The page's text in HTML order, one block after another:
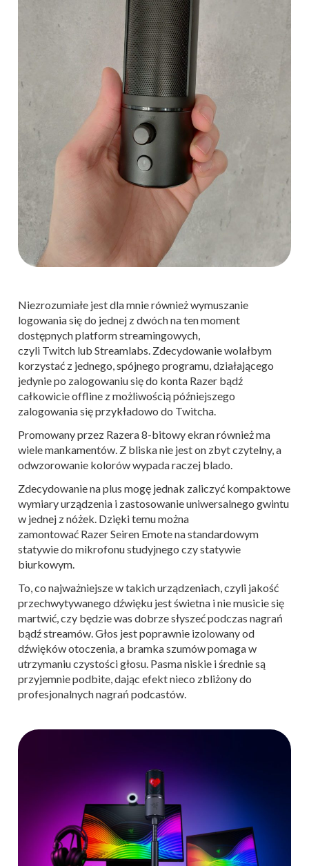
Niezrozumiałe jest dla mnie również wymuszanie
logowania się do jednej z dwóch na ten moment
dostępnych platform streamingowych,
czyli Twitch lub Streamlabs. Zdecydowanie wolałbym
korzystać z jednego, spójnego programu, działającego
jedynie po zalogowaniu się do konta Razer bądź
całkowicie offline z możliwością późniejszego
zalogowania się przykładowo do Twitcha.
Promowany przez Razera 8-bitowy ekran również ma
wiele mankamentów. Z bliska nie jest on zbyt czytelny, a
odwzorowanie kolorów wypada raczej blado.
Zdecydowanie na plus mogę jednak zaliczyć kompaktowe
wymiary urządzenia i zastosowanie uniwersalnego gwintu
w jednej z nóżek. Dzięki temu można
zamontować Razer Seiren Emote na standardowym
statywie do mikrofonu studyjnego czy statywie
biurkowym.
To, co najważniejsze w takich urządzeniach, czyli jakość
przechwytywanego dźwięku jest świetna i nie musicie się
martwić, czy będzie was dobrze słyszeć podczas nagrań
bądź streamów. Głos jest poprawnie izolowany od
dźwięków otoczenia, a bramka szumów pomaga w
utrzymaniu czystości głosu. Pasma niskie i średnie są
przyjemnie podbite, dając efekt nieco zbliżony do
profesjonalnych nagrań podcastów.